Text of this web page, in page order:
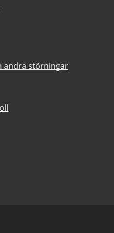
andra störningar